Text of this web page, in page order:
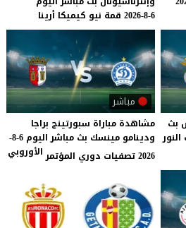
6-8-2026
قمة نيو كيميكا أرينا
بث
النور
مباشر
مشاهدة مباراة سبورتينج براجا
ودينامو مينسك بث مباشر اليوم 6-8-
2026 تصفيات دوري المؤتمر
الأوروبي